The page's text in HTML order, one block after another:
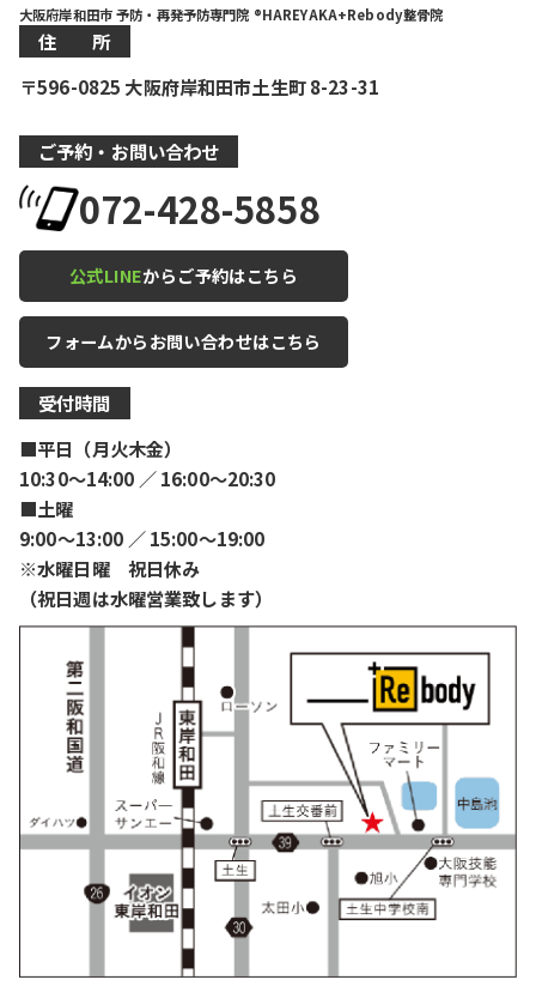
大阪府岸和田市 予防・再発予防専門院 ®HAREYAKA+Rebody整骨院
住 所
〒596-0825 大阪府岸和田市土生町 8-23-31
ご予約・お問い合わせ
072-428-5858
公式LINEからご予約はこちら
フォームからお問い合わせはこちら
受付時間
■平日（月火木金）
10:30〜14:00 ／ 16:00〜20:30
■土曜
9:00〜13:00 ／ 15:00〜19:00
※水曜日曜 祝日休み
（祝日週は水曜営業致します）